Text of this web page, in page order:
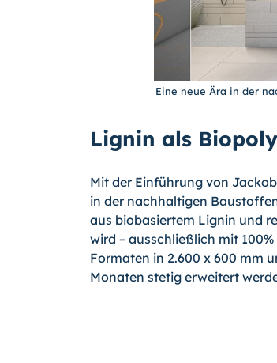
Eine neue Ära in der
Lignin als
Mit der Einführung von
in der nachhaltigen
aus biobasiertem Lignin und
wird – ausschließlich mit
Formaten in 2.600 x 600 mm
Monaten stetig erweitert